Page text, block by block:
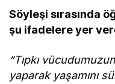
Söyleşi sırasında
şu ifadelere yer
“Tıpkı
yaparak yaşamını